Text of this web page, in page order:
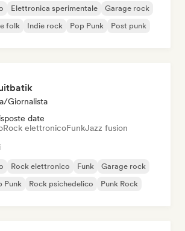
Elettronica sperimentale
Garage rock
folk Indie rock Pop Punk Post punk
Giornalista
date
Rock elettronicoFunkJazz fusion
Rock elettronico Funk
Garage rock
Punk Rock psichedelico Punk Rock